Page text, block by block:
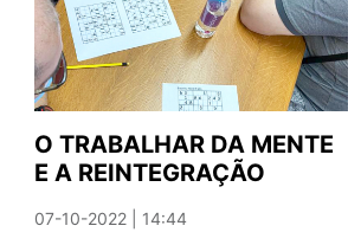
DAR
CARTAS
EM
PALCO
O TRABALHAR DA MENTE
E A REINTEGRAÇÃO
07-10-2022 | 14:44